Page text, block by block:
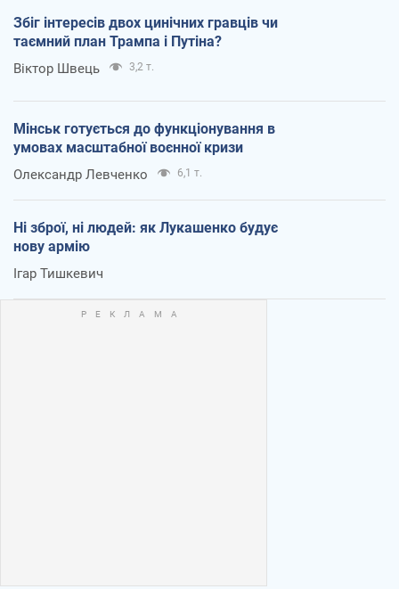
Збіг інтересів двох цинічних гравців чи
таємний план Трампа і Путіна?
Віктор Швець 3,2 т.
Мінськ готується до функціонування в
умовах масштабної воєнної кризи
Олександр Левченко 6,1 т.
Ні зброї, ні людей: як Лукашенко будує
нову армію
Ігар Тишкевич